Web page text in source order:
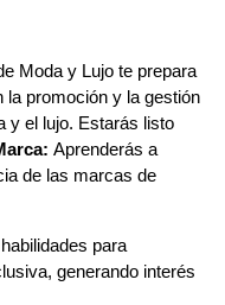
Moda y Lujo te prepara
la promoción y la gestión
y el lujo. Estarás listo
Aprenderás a
de las marcas de
para
generando interés